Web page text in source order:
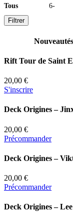
Tous 6-
Filtrer
Nouveautés
Rift Tour de Saint
20,00 €
S'inscrire
Deck Origines –
20,00 €
Précommander
Deck Origines –
20,00 €
Précommander
Deck Origines –